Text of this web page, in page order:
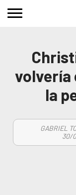
volvería
la
GABRIEL
30/